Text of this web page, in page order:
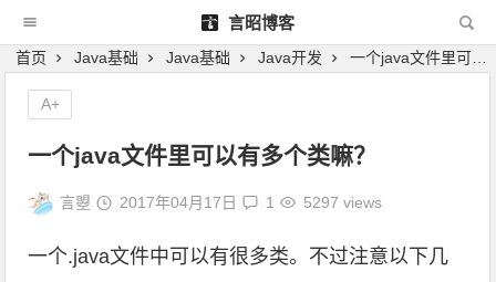
言昭博客
首页 Java基础 Java基础 Java开发 一个java文件里可以有多个类嘛？
一个java文件里可以有多个类嘛？
言曌 2017年04月17日 1 5297 views
一个.java文件中可以有很多类。不过注意以下几
A+